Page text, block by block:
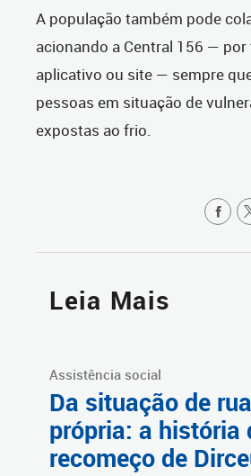
A população também pode
acionando a Central 156 — por
aplicativo ou site — sempre
pessoas em situação de
expostas ao frio.
Leia Mais
Assistência social
Da situação de
própria: a história
recomeço de